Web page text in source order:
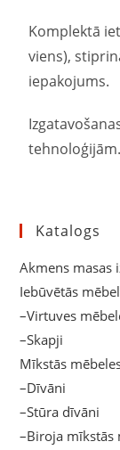
Komplektā
viens),
iepakojums.
tehnoloģijām.
Katalogs
Akmens masas
Iebūvētās
–Virtuves
–Skapji
Mīkstās
–Dīvāni
–Stūra dīvāni
–Biroja mīkstās